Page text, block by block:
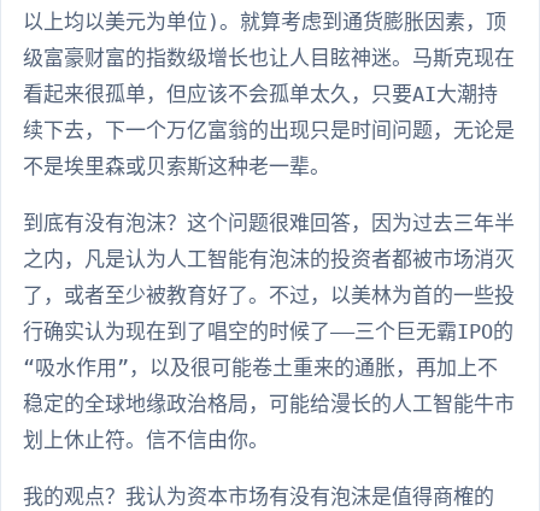
以上均以美元为单位)。就算考虑到通货膨胀因素，顶
级富豪财富的指数级增长也让人目眩神迷。马斯克现在
看起来很孤单，但应该不会孤单太久，只要AI大潮持
续下去，下一个万亿富翁的出现只是时间问题，无论是
不是埃里森或贝索斯这种老一辈。
到底有没有泡沫？这个问题很难回答，因为过去三年半
之内，凡是认为人工智能有泡沫的投资者都被市场消灭
了，或者至少被教育好了。不过，以美林为首的一些投
行确实认为现在到了唱空的时候了——三个巨无霸IPO的
“吸水作用”，以及很可能卷土重来的通胀，再加上不
稳定的全球地缘政治格局，可能给漫长的人工智能牛市
划上休止符。信不信由你。
我的观点？我认为资本市场有没有泡沫是值得商榷的